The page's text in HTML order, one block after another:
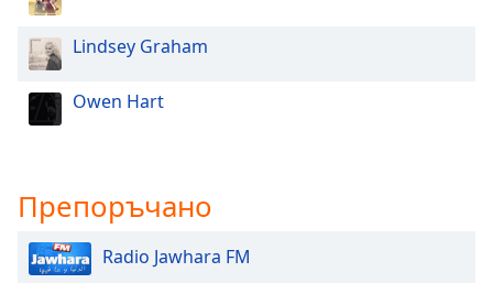
Lindsey Graham
Owen Hart
Препоръчано
Radio Jawhara FM